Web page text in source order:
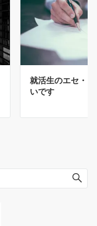
就活生のエセ・
いです